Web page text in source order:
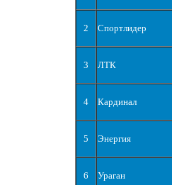
2 Спортлидер
3 ЛТК
4 Кардинал
5 Энергия
6 Ураган